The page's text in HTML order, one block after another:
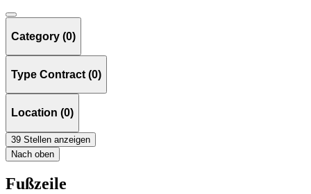
Category (0)
Type Contract (0)
Location (0)
39 Stellen anzeigen
Nach oben
Fußzeile